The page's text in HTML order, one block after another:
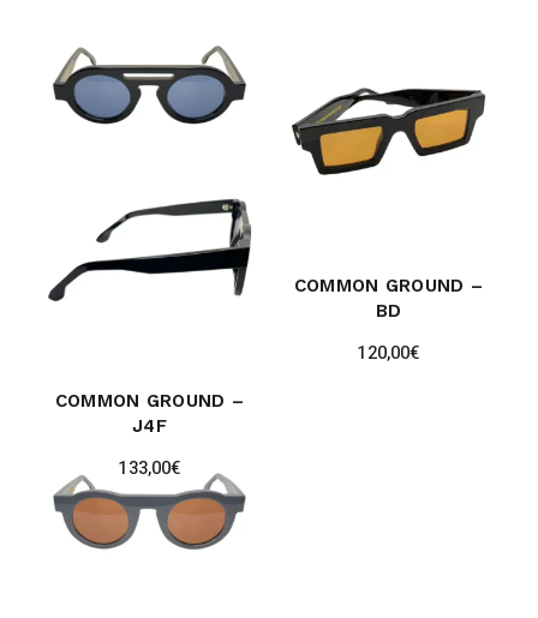
COMMON GROUND –
J4F
133,00€
COMMON GROUND –
BD
120,00€